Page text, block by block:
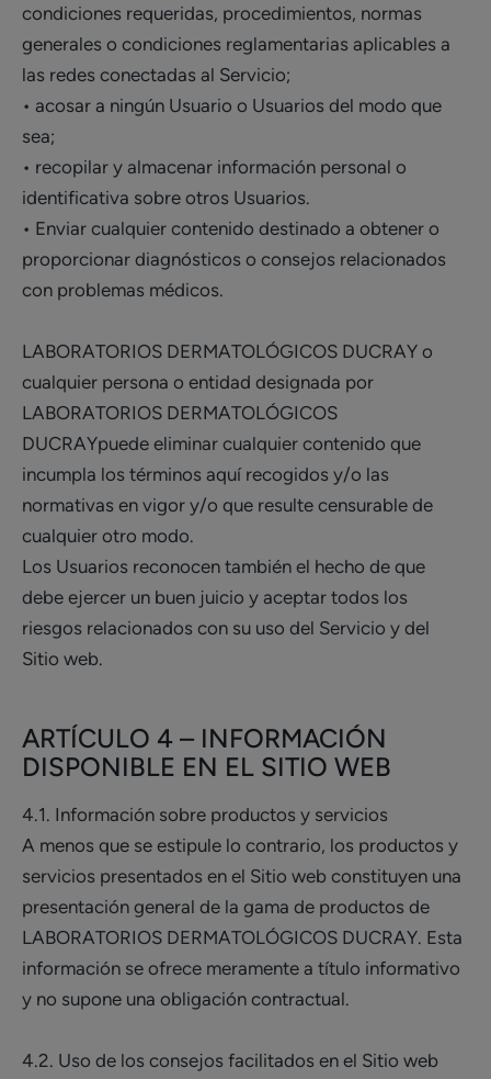
condiciones requeridas, procedimientos, normas
generales o condiciones reglamentarias aplicables a
las redes conectadas al Servicio;
• acosar a ningún Usuario o Usuarios del modo que
sea;
• recopilar y almacenar información personal o
identificativa sobre otros Usuarios.
• Enviar cualquier contenido destinado a obtener o
proporcionar diagnósticos o consejos relacionados
con problemas médicos.
LABORATORIOS DERMATOLÓGICOS DUCRAY o
cualquier persona o entidad designada por
LABORATORIOS DERMATOLÓGICOS
DUCRAYpuede eliminar cualquier contenido que
incumpla los términos aquí recogidos y/o las
normativas en vigor y/o que resulte censurable de
cualquier otro modo.
Los Usuarios reconocen también el hecho de que
debe ejercer un buen juicio y aceptar todos los
riesgos relacionados con su uso del Servicio y del
Sitio web.
ARTÍCULO 4 – INFORMACIÓN
DISPONIBLE EN EL SITIO WEB
4.1. Información sobre productos y servicios
A menos que se estipule lo contrario, los productos y
servicios presentados en el Sitio web constituyen una
presentación general de la gama de productos de
LABORATORIOS DERMATOLÓGICOS DUCRAY. Esta
información se ofrece meramente a título informativo
y no supone una obligación contractual.
4.2. Uso de los consejos facilitados en el Sitio web